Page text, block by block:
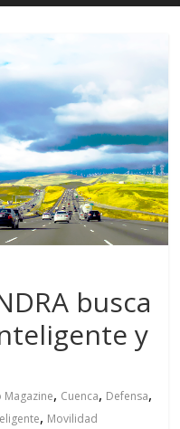
busca
y
Magazine, Cuenca, Defensa,
, Movilidad